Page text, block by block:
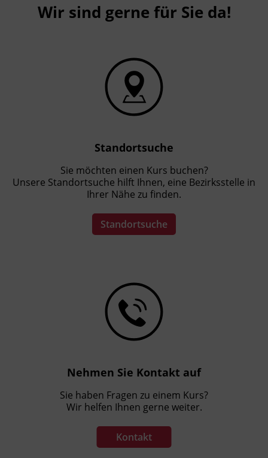
Wir sind gerne für Sie da!
Standortsuche
Sie möchten einen Kurs buchen?
Unsere Standortsuche hilft Ihnen, eine Bezirksstelle in
Ihrer Nähe zu finden.
Standortsuche
Nehmen Sie Kontakt auf
Sie haben Fragen zu einem Kurs?
Wir helfen Ihnen gerne weiter.
Kontakt